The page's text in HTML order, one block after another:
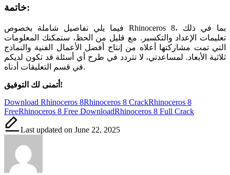
خاتمة:
فيما يلي تفاصيل شاملة بخصوص Rhinoceros 8، بما في ذلك
تعليمات الإعداد والتكسير. مع قليل من الحظ، ستمكنك المعلومات
التي تمت مشاركتها أعلاه من إنتاج أفضل الأعمال الفنية والنماذج
ثلاثية الأبعاد. لمساعدتي، لا تتردد في طرح أي أسئلة قد تكون لديكم
في قسم التعليقات أدناه.
أتمنى لك التوفيق!
Tags:
Download Rhinoceros 8Rhinoceros 8 CrackRhinoceros 8
FreeRhinoceros 8 Free DownloadRhinoceros 8 Full Crack
Last updated on June 22, 2025